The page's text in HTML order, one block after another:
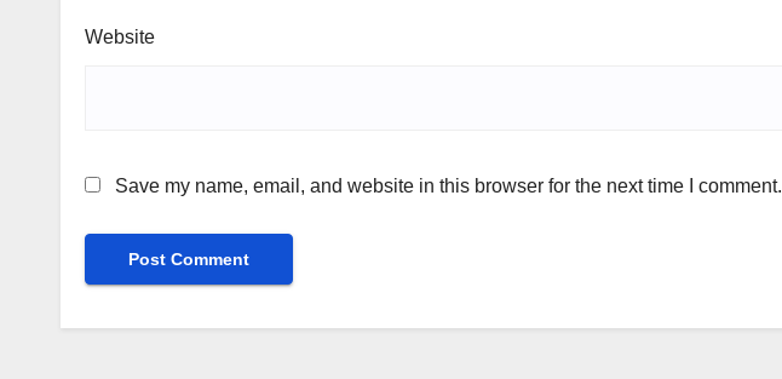
Website
Save my name, email, and website in this browser for the next time I comment.